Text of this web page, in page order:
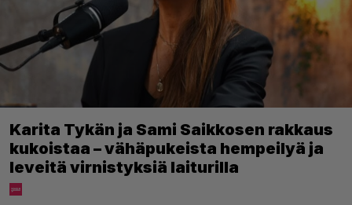
Karita Tykän ja Sami Saikkosen rakkaus
kukoistaa – vähäpukeista hempeilyä ja
leveitä virnistyksiä laiturilla